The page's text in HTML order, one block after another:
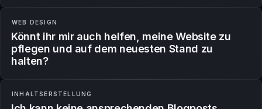
WEB DESIGN
Könnt ihr mir auch helfen, meine Website zu
pflegen und auf dem neuesten Stand zu
halten?
INHALTSERSTELLUNG